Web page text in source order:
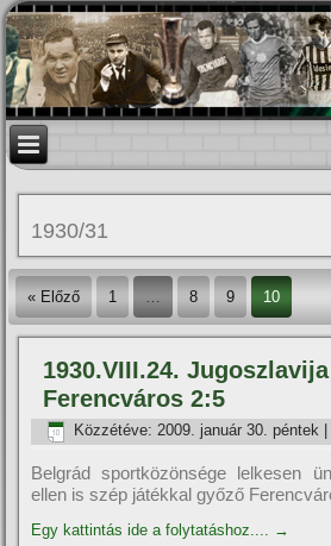
1930/31
« Előző 1 … 8 9 10
1930.VIII.24.
Ferencváros 2:5
Közzétéve: 2009. január 30. péntek
Belgrád sportközönsége lelkesen
ellen is szép játékkal győző
Egy kattintás ide a folytatáshoz.... →